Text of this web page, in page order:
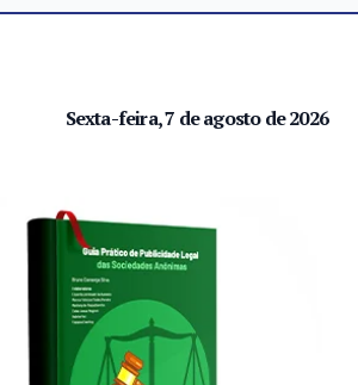
Sexta-feira, 7 de agosto de 2026